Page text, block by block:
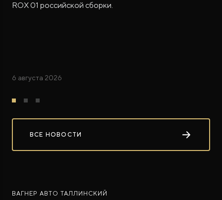
ROX 01 российской сборки.
6 августа 2026
ВСЕ НОВОСТИ
ВАГНЕР АВТО ТАЛЛИНСКИЙ